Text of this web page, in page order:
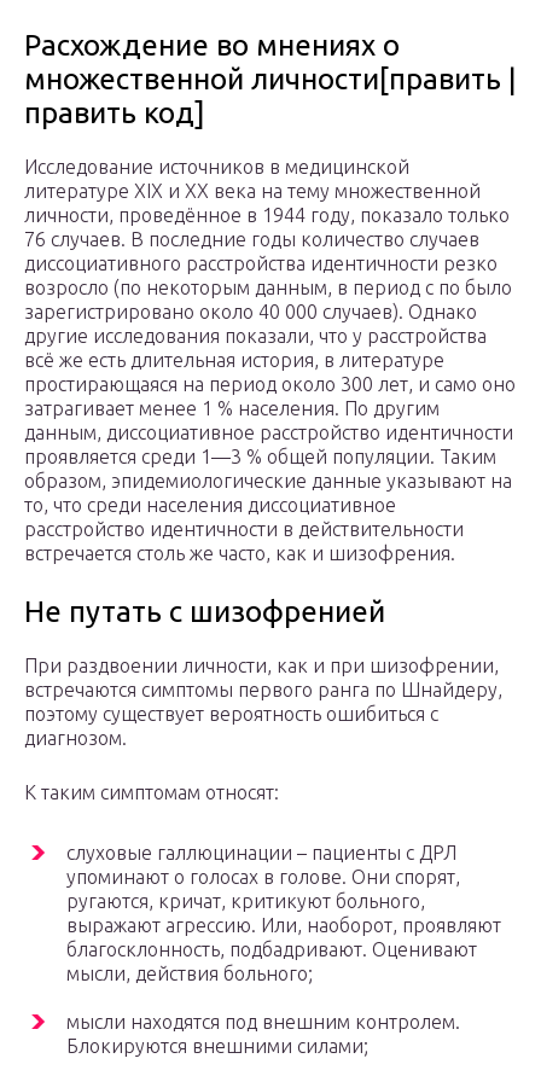
Расхождение во мнениях о
множественной личности[править |
править код]
Исследование источников в медицинской
литературе XIX и XX века на тему множественной
личности, проведённое в 1944 году, показало только
76 случаев. В последние годы количество случаев
диссоциативного расстройства идентичности резко
возросло (по некоторым данным, в период с по было
зарегистрировано около 40 000 случаев). Однако
другие исследования показали, что у расстройства
всё же есть длительная история, в литературе
простирающаяся на период около 300 лет, и само оно
затрагивает менее 1 % населения. По другим
данным, диссоциативное расстройство идентичности
проявляется среди 1—3 % общей популяции. Таким
образом, эпидемиологические данные указывают на
то, что среди населения диссоциативное
расстройство идентичности в действительности
встречается столь же часто, как и шизофрения.
Не путать с шизофренией
При раздвоении личности, как и при шизофрении,
встречаются симптомы первого ранга по Шнайдеру,
поэтому существует вероятность ошибиться с
диагнозом.
К таким симптомам относят:
слуховые галлюцинации – пациенты с ДРЛ
упоминают о голосах в голове. Они спорят,
ругаются, кричат, критикуют больного,
выражают агрессию. Или, наоборот, проявляют
благосклонность, подбадривают. Оценивают
мысли, действия больного;
мысли находятся под внешним контролем.
Блокируются внешними силами;